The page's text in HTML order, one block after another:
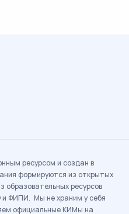
ресурсом и создан в
формируются из открытых
образовательных ресурсов
и ФИПИ. Мы не храним у себя
официальные КИМы на